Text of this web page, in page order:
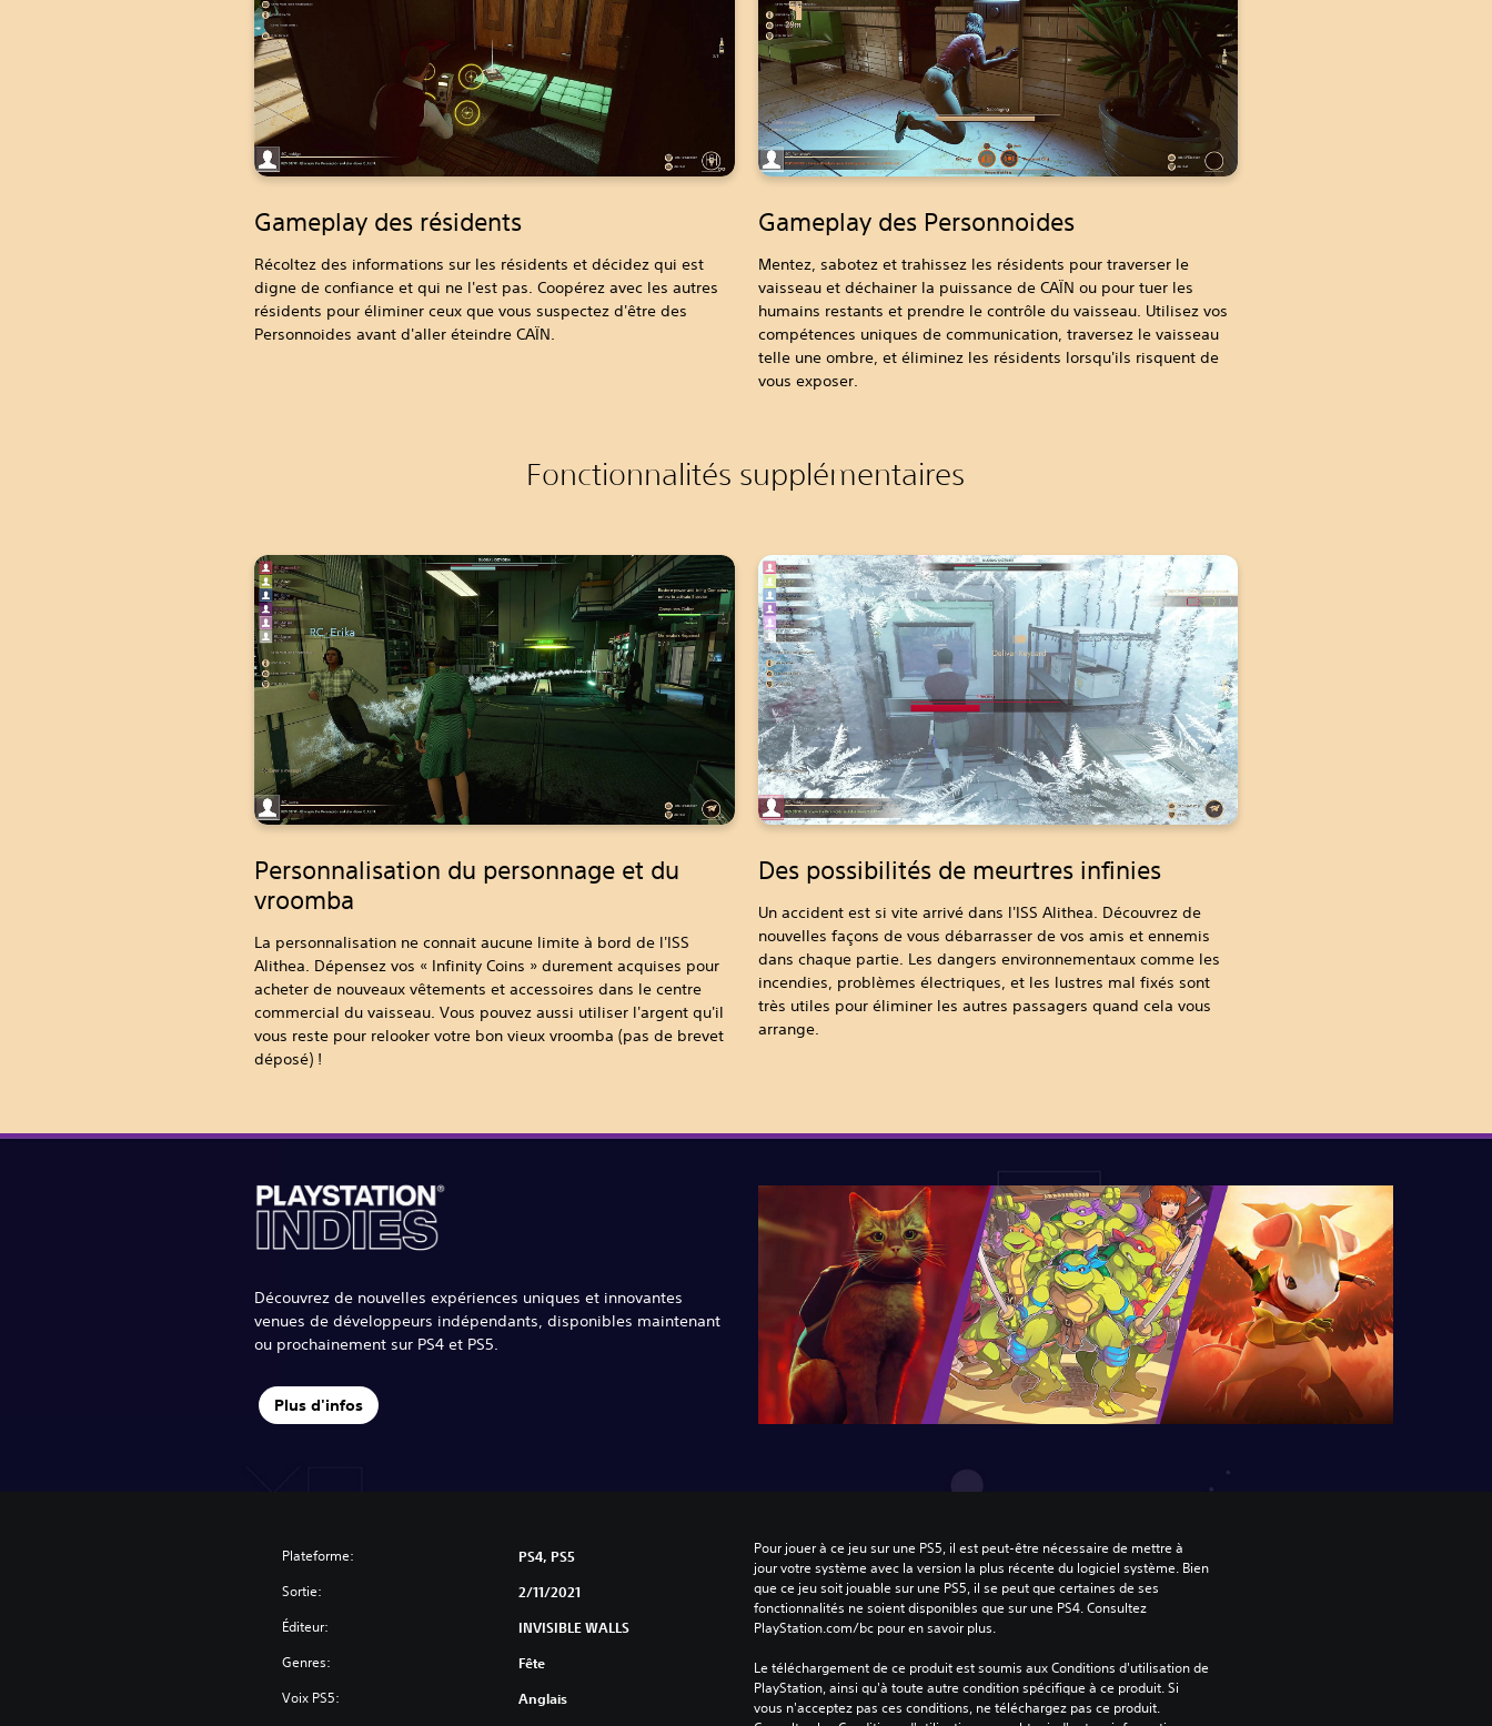
Gameplay des résidents
Récoltez des informations sur les résidents et décidez qui est
digne de confiance et qui ne l'est pas. Coopérez avec les autres
résidents pour éliminer ceux que vous suspectez d'être des
Personnoides avant d'aller éteindre CAÏN.
Gameplay des Personnoides
Mentez, sabotez et trahissez les résidents pour traverser le
vaisseau et déchainer la puissance de CAÏN ou pour tuer les
humains restants et prendre le contrôle du vaisseau. Utilisez vos
compétences uniques de communication, traversez le vaisseau
telle une ombre, et éliminez les résidents lorsqu'ils risquent de
vous exposer.
Fonctionnalités supplémentaires
Personnalisation du personnage et du
vroomba
La personnalisation ne connait aucune limite à bord de l'ISS
Alithea. Dépensez vos « Infinity Coins » durement acquises pour
acheter de nouveaux vêtements et accessoires dans le centre
commercial du vaisseau. Vous pouvez aussi utiliser l'argent qu'il
vous reste pour relooker votre bon vieux vroomba (pas de brevet
déposé) !
Des possibilités de meurtres infinies
Un accident est si vite arrivé dans l'ISS Alithea. Découvrez de
nouvelles façons de vous débarrasser de vos amis et ennemis
dans chaque partie. Les dangers environnementaux comme les
incendies, problèmes électriques, et les lustres mal fixés sont
très utiles pour éliminer les autres passagers quand cela vous
arrange.
Découvrez de nouvelles expériences uniques et innovantes
venues de développeurs indépendants, disponibles maintenant
ou prochainement sur PS4 et PS5.
Plus d'infos
Plateforme: PS4, PS5
Sortie: 2/11/2021
Éditeur: INVISIBLE WALLS
Genres: Fête
Voix PS5: Anglais
Pour jouer à ce jeu sur une PS5, il est peut-être nécessaire de mettre à
jour votre système avec la version la plus récente du logiciel système. Bien
que ce jeu soit jouable sur une PS5, il se peut que certaines de ses
fonctionnalités ne soient disponibles que sur une PS4. Consultez
PlayStation.com/bc pour en savoir plus.
Le téléchargement de ce produit est soumis aux Conditions d'utilisation de
PlayStation, ainsi qu'à toute autre condition spécifique à ce produit. Si
vous n'acceptez pas ces conditions, ne téléchargez pas ce produit.